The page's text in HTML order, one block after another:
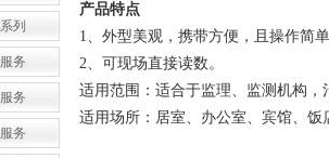
列
务
务
务
产品特点
1、外型美观，携带方便，且操作简
2、可现场直接读数。
适用范围：适合于监理、监测机构
适用场所：居室、办公室、宾馆、